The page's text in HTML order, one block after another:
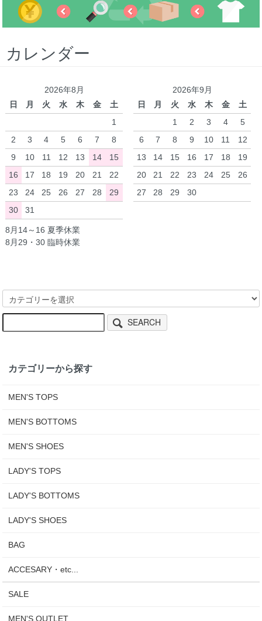
カレンダー
2026年8月
日
月 火 水 木 金
土
1
2
3 4 5 6 7
8
9
10 11 12 13 14
15
16
17 18 19 20 21
22
23
24 25 26 27 28
29
30
31
2026年9月
日
月 火 水 木 金
土
1
2 3 4
5
6
7 8 9 10 11
12
13
14 15 16 17 18
19
20
21 22 23 24 25
26
27
28 29 30
8月14～16 夏季休業
8月29・30 臨時休業
SEARCH
カテゴリーから探す
MEN'S TOPS
MEN'S BOTTOMS
MEN'S SHOES
LADY'S TOPS
LADY'S BOTTOMS
LADY'S SHOES
BAG
ACCESARY・etc...
SALE
MEN'S OUTLET